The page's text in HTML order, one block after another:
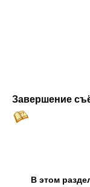
Завершение
В этом